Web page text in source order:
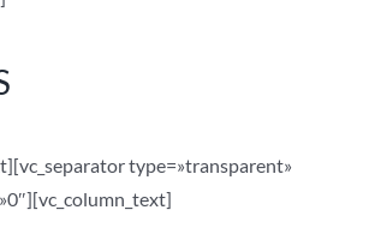
type=»transparent»